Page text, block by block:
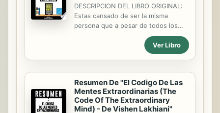
DESCRIPCION DEL LIBRO ORIGINAL:
Estas cansado de ser la misma
persona que a pesar de todos los
esfuerzos que hagas siempre
terminas con resultados regulares.
Entonces mi estimado, usted como
Este libro nos muestra cuales son los
hábitos que debemos adoptar, si aún
no tenemos algunos de ellos como
parte de nuestros hábitos, para que
Ver Libro
Resumen De "El Codigo De Las
Mentes Extraordinarias (The
Code Of The Extraordinary
Mind) - De Vishen Lakhiani"